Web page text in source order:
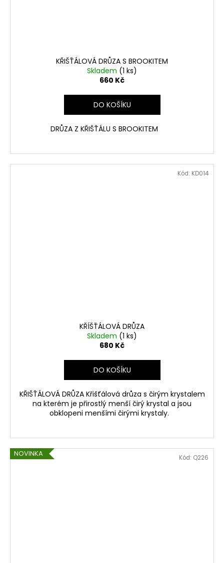
KŘIŠŤÁLOVÁ DRŮZA S BROOKITEM
Skladem (1 ks)
660 Kč
DO KOŠÍKU
DRŮZA Z KŘIŠŤÁLU S BROOKITEM
KŘÍŠŤÁLOVÁ DRŮZA
Skladem (1 ks)
680 Kč
DO KOŠÍKU
KŘIŠŤÁLOVÁ DRŮZA Křišťálová drůza s čirým krystalem
na kterém je přirostlý menší čirý krystal a jsou
obklopeni menšími čirými krystaly.
Kód: KD014
NOVINKA Kód: Q226